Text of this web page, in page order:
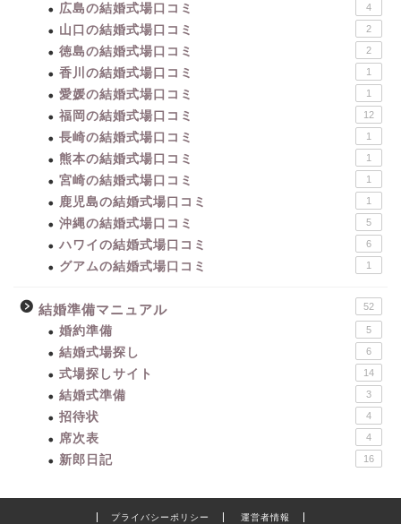
広島の結婚式場口コミ 4
山口の結婚式場口コミ 2
徳島の結婚式場口コミ 2
香川の結婚式場口コミ 1
愛媛の結婚式場口コミ 1
福岡の結婚式場口コミ 12
長崎の結婚式場口コミ 1
熊本の結婚式場口コミ 1
宮崎の結婚式場口コミ 1
鹿児島の結婚式場口コミ 1
沖縄の結婚式場口コミ 5
ハワイの結婚式場口コミ 6
グアムの結婚式場口コミ 1
結婚準備マニュアル 52
婚約準備 5
結婚式場探し 6
式場探しサイト 14
結婚式準備 3
招待状 4
席次表 4
新郎日記 16
プライバシーポリシー 運営者情報